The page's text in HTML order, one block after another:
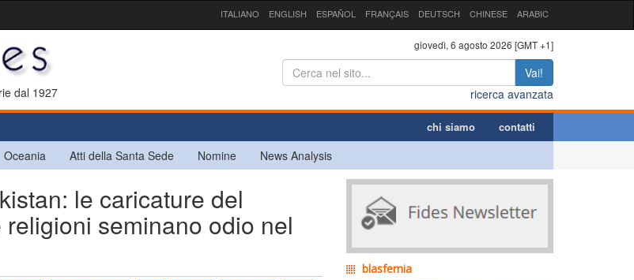
ITALIANO ENGLISH ESPAÑOL FRANÇAIS DEUTSCH CHINESE ARABIC
dal 1927
giovedì, 6 agosto 2026 [GMT +1]
Vai!
ricerca avanzata
chi siamo contatti
Oceania Atti della Santa Sede Nomine News Analysis
le caricature del
seminano odio nel
blasfemia